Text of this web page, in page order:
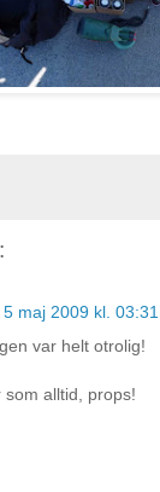
5 maj 2009 kl. 03:31
var helt otrolig!
som alltid, props!